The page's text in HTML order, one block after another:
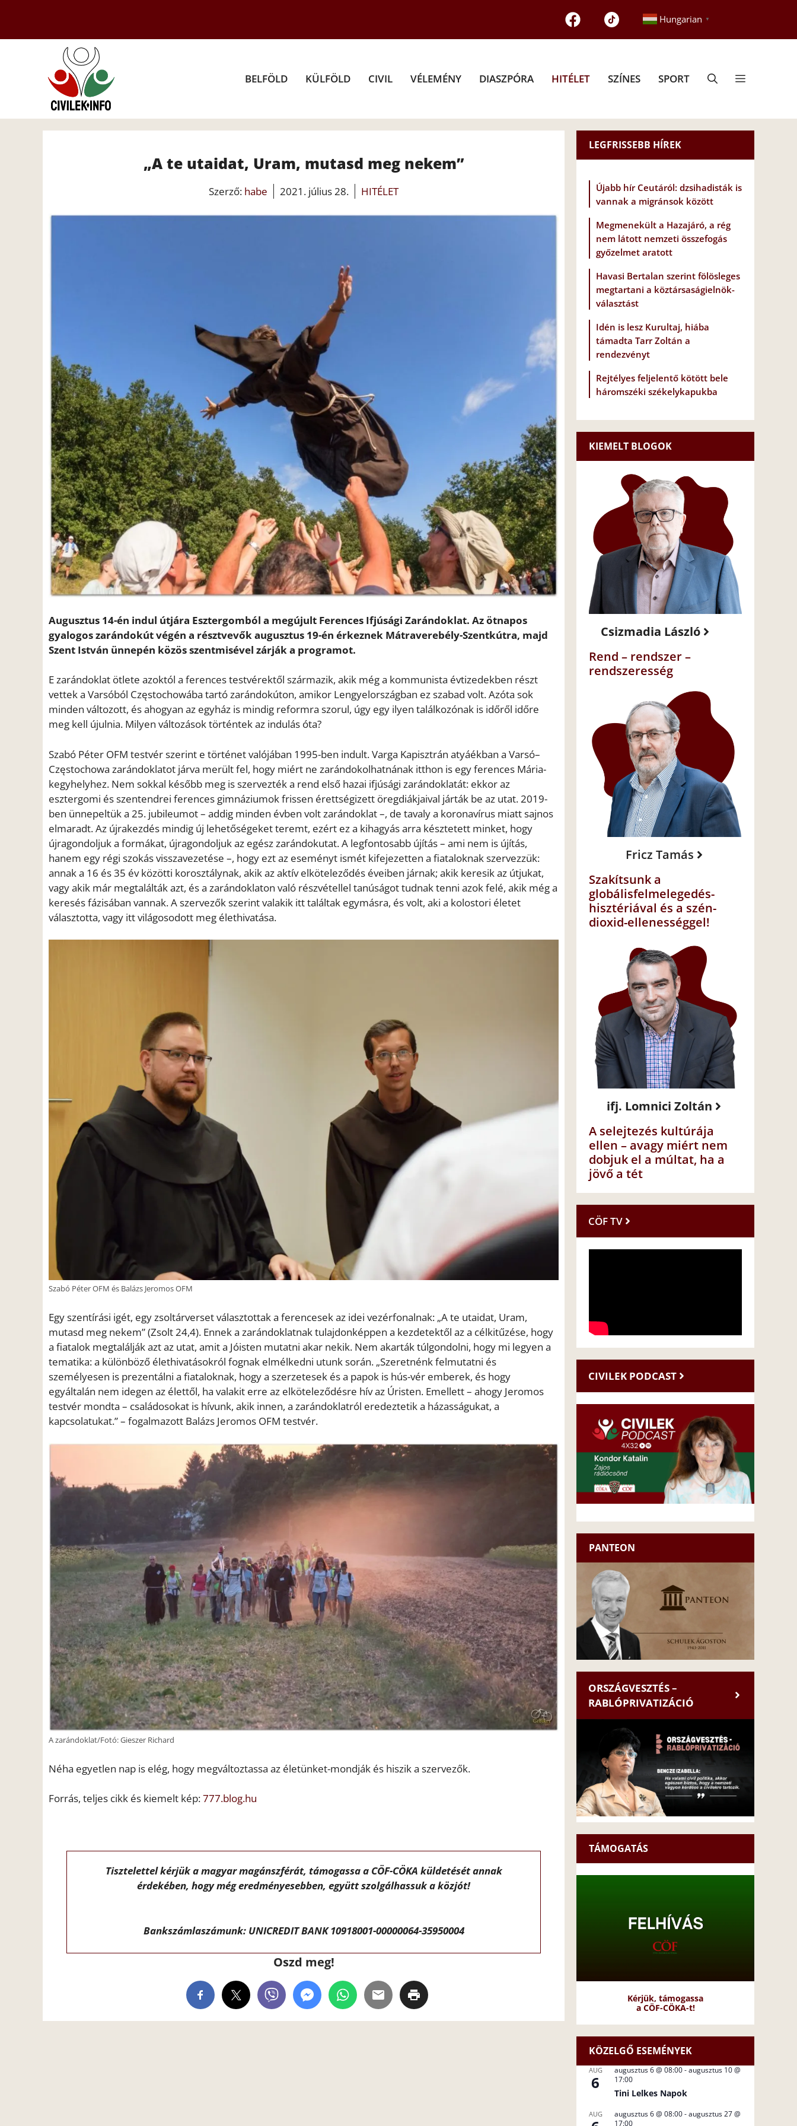
tartalomba
Hungarian ▼
BELFÖLD KÜLFÖLD CIVIL VÉLEMÉNY DIASZPÓRA HITÉLET SZÍNES SPORT
„A te utaidat, Uram, mutasd meg nekem”
Szerző: habe 2021. július 28. HITÉLET
Augusztus 14-én indul útjára Esztergomból a megújult Ferences Ifjúsági Zarándoklat. Az ötnapos
gyalogos zarándokút végén a résztvevők augusztus 19-én érkeznek Mátraverebély-Szentkútra, majd
Szent István ünnepén közös szentmisével zárják a programot.
E zarándoklat ötlete azoktól a ferences testvérektől származik, akik még a kommunista évtizedekben részt
vettek a Varsóból Częstochowába tartó zarándokúton, amikor Lengyelországban ez szabad volt. Azóta sok
minden változott, és ahogyan az egyház is mindig reformra szorul, úgy egy ilyen találkozónak is időről időre
meg kell újulnia. Milyen változások történtek az indulás óta?
Szabó Péter OFM testvér szerint e történet valójában 1995-ben indult. Varga Kapisztrán atyáékban a Varsó–
Częstochowa zarándoklatot járva merült fel, hogy miért ne zarándokolhatnának itthon is egy ferences Mária-
kegyhelyhez. Nem sokkal később meg is szervezték a rend első hazai ifjúsági zarándoklatát: ekkor az
esztergomi és szentendrei ferences gimnáziumok frissen érettségizett öregdiákjaival járták be az utat. 2019-
ben ünnepeltük a 25. jubileumot – addig minden évben volt zarándoklat –, de tavaly a koronavírus miatt sajnos
elmaradt. Az újrakezdés mindig új lehetőségeket teremt, ezért ez a kihagyás arra késztetett minket, hogy
újragondoljuk a formákat, újragondoljuk az egész zarándokutat. A legfontosabb újítás – ami nem is újítás,
hanem egy régi szokás visszavezetése –, hogy ezt az eseményt ismét kifejezetten a fiataloknak szervezzük:
annak a 16 és 35 év közötti korosztálynak, akik az aktív elköteleződés éveiben járnak; akik keresik az útjukat,
vagy akik már megtalálták azt, és a zarándoklaton való részvétellel tanúságot tudnak tenni azok felé, akik még a
keresés fázisában vannak. A szervezők szerint valakik itt találtak egymásra, és volt, aki a kolostori életet
választotta, vagy itt világosodott meg élethivatása.
Szabó Péter OFM és Balázs Jeromos OFM
Egy szentírási igét, egy zsoltárverset választottak a ferencesek az idei vezérfonalnak: „A te utaidat, Uram,
mutasd meg nekem” (Zsolt 24,4). Ennek a zarándoklatnak tulajdonképpen a kezdetektől az a célkitűzése, hogy
a fiatalok megtalálják azt az utat, amit a Jóisten mutatni akar nekik. Nem akarták túlgondolni, hogy mi legyen a
tematika: a különböző élethivatásokról fognak elmélkedni utunk során. „Szeretnénk felmutatni és
személyesen is prezentálni a fiataloknak, hogy a szerzetesek és a papok is hús-vér emberek, és hogy
egyáltalán nem idegen az élettől, ha valakit erre az elköteleződésre hív az Úristen. Emellett – ahogy Jeromos
testvér mondta – családosokat is hívunk, akik innen, a zarándoklatról eredeztetik a házasságukat, a
kapcsolatukat.” – fogalmazott Balázs Jeromos OFM testvér.
A zarándoklat/Fotó: Gieszer Richard
Néha egyetlen nap is elég, hogy megváltoztassa az életünket-mondják és hiszik a szervezők.
Forrás, teljes cikk és kiemelt kép:777.blog.hu
Tisztelettel kérjük a magyar magánszférát, támogassa a CÖF-CÖKA küldetését annak
érdekében, hogy még eredményesebben, együtt szolgálhassuk a közjót!
Bankszámlaszámunk: UNICREDIT BANK 10918001-00000064-35950004
Oszd meg!
LEGFRISSEBB HÍREK
Újabb hír Ceutáról: dzsihadisták is
vannak a migránsok között
Megmenekült a Hazajáró, a rég
nem látott nemzeti összefogás
győzelmet aratott
Havasi Bertalan szerint fölösleges
megtartani a köztársaságielnök-
választást
Idén is lesz Kurultaj, hiába
támadta Tarr Zoltán a
rendezvényt
Rejtélyes feljelentő kötött bele
háromszéki székelykapukba
KIEMELT BLOGOK
Csizmadia László
Rend – rendszer –
rendszeresség
Fricz Tamás
Szakítsunk a
globálisfelmelegedés-
hisztériával és a szén-
dioxid-ellenességgel!
ifj. Lomnici Zoltán
A selejtezés kultúrája
ellen – avagy miért nem
dobjuk el a múltat, ha a
jövő a tét
CÖF TV
CIVILEK PODCAST
PANTEON
ORSZÁGVESZTÉS –
RABLÓPRIVATIZÁCIÓ
TÁMOGATÁS
Kérjük, támogassa
a CÖF-CÖKA-t!
KÖZELGŐ ESEMÉNYEK
AUG
6
augusztus 6 @ 08:00-augusztus 10 @
17:00
Tini Lelkes Napok
AUG augusztus 6 @ 08:00-augusztus 27 @
17:00